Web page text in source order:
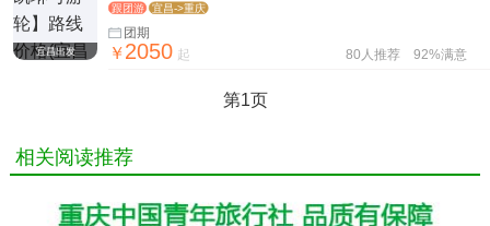
宜昌出发
跟团游 宜昌->重庆
团期
￥2050 起 80人推荐 92%满意
第1页
相关阅读推荐